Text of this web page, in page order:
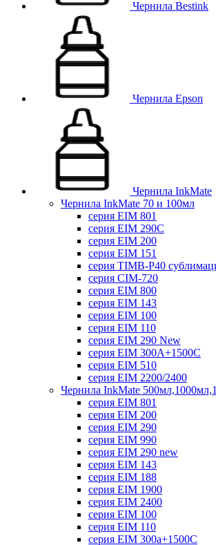
Чернила Bestink
Чернила Epson
Чернила InkMate
Чернила InkMate 70 и 100мл
серия EIM 801
серия EIM 290C
серия EIM 200
серия EIM 151
серия TIMB-P40
серия CIM-720
серия EIM 800
серия EIM 143
серия EIM 100
серия EIM 110
серия EIM 290 New
серия EIM 300А+1500С
серия EIM 510
серия EIM 2200/2400
Чернила InkMate
серия EIM 801
серия EIM 200
серия EIM 290
серия EIM 990
серия EIM 290 new
серия EIM 143
серия EIM 188
серия EIM 1900
серия EIM 2400
серия EIM 100
серия EIM 110
серия EIM 300a+1500C